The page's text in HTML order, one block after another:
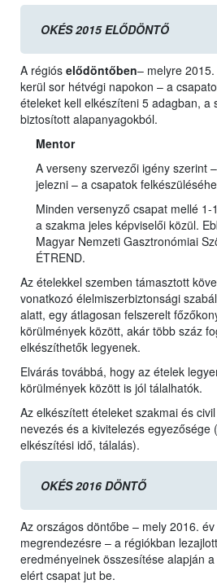
OKÉS 2015 ELŐDÖNTŐ
A régiós elődöntőben– melyre
kerül sor hétvégi napokon – a
ételeket kell elkészíteni 5 adagban, a
biztosított alapanyagokból.
Mentor
A verseny szervezői igény szerint
jelezni – a csapatok
Minden versenyző csapat mellé
a szakma jeles képviselői közül.
Magyar Nemzeti Gasztronómiai
ÉTREND.
Az ételekkel szemben támasztott
vonatkozó élelmiszerbiztonsági
alatt, egy átlagosan felszerelt
körülmények között, akár több száz
elkészíthetők legyenek.
Elvárás továbbá, hogy az ételek
körülmények között is jól tálalhatók.
Az elkészített ételeket szakmai és
nevezés és a kivitelezés egyezősége
elkészítési idő, tálalás).
OKÉS 2016 DÖNTŐ
Az országos döntőbe – mely 2016.
megrendezésre – a régiókban
eredményeinek összesítése alapján
elért csapat jut be.